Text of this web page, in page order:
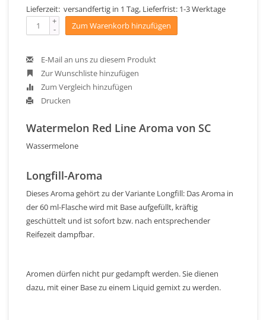
Lieferzeit: versandfertig in 1 Tag, Lieferfrist: 1-3 Werktage
+
- Zum Warenkorb hinzufügen
E-Mail an uns zu diesem Produkt
Zur Wunschliste hinzufügen
Zum Vergleich hinzufügen
Drucken
Watermelon Red Line Aroma von SC
Wassermelone
Longfill-Aroma
Dieses Aroma gehört zu der Variante Longfill: Das Aroma in
der 60 ml-Flasche wird mit Base aufgefüllt, kräftig
geschüttelt und ist sofort bzw. nach entsprechender
Reifezeit dampfbar.
Aromen dürfen nicht pur gedampft werden. Sie dienen
dazu, mit einer Base zu einem Liquid gemixt zu werden.